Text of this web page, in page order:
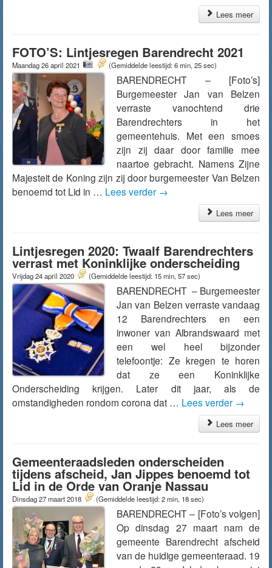
Lees meer
FOTO’S: Lintjesregen Barendrecht 2021
Maandag 26 april 2021 (Gemiddelde leestijd: 6 min, 25 sec)
BARENDRECHT – [Foto’s]
Burgemeester Jan van Belzen
verraste vanochtend drie
Barendrechters in het
gemeentehuis. Met een smoes
zijn zij daar door familie mee
naartoe gebracht. Namens Zijne
Majesteit de Koning zijn zij door burgemeester Van Belzen
benoemd tot Lid in … Lees verder →
Lees meer
Lintjesregen 2020: Twaalf Barendrechters
verrast met Koninklijke onderscheiding
Vrijdag 24 april 2020 (Gemiddelde leestijd: 15 min, 57 sec)
BARENDRECHT – Burgemeester
Jan van Belzen verraste vandaag
12 Barendrechters en een
inwoner van Albrandswaard met
een wel heel bijzonder
telefoontje: Ze kregen te horen
dat ze een Koninklijke
Onderscheiding krijgen. Later dit jaar, als de
omstandigheden rondom corona dat … Lees verder →
Lees meer
Gemeenteraadsleden onderscheiden
tijdens afscheid, Jan Jippes benoemd tot
Lid in de Orde van Oranje Nassau
Dinsdag 27 maart 2018 (Gemiddelde leestijd: 2 min, 18 sec)
BARENDRECHT – [Foto’s volgen]
Op dinsdag 27 maart nam de
gemeente Barendrecht afscheid
van de huidige gemeenteraad. 19